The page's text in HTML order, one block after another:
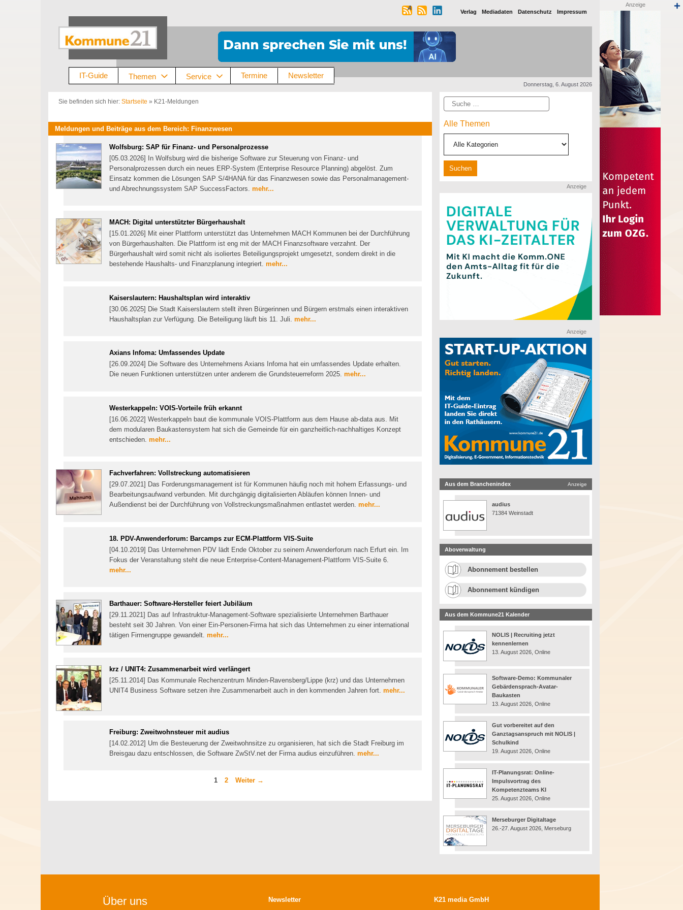
Verlag Mediadaten Datenschutz Impressum
IT-Guide Themen Service Termine Newsletter
Donnerstag, 6. August 2026
Sie befinden sich hier: Startseite » K21-Meldungen
Meldungen und Beiträge aus dem Bereich: Finanzwesen
Wolfsburg: SAP für Finanz- und Personalprozesse
[05.03.2026] In Wolfsburg wird die bisherige Software zur Steuerung von Finanz- und
Personalprozessen durch ein neues ERP-System (Enterprise Resource Planning) abgelöst. Zum
Einsatz kommen die Lösungen SAP S/4HANA für das Finanzwesen sowie das Personalmanagement-
und Abrechnungssystem SAP SuccessFactors. mehr...
MACH: Digital unterstützter Bürgerhaushalt
[15.01.2026] Mit einer Plattform unterstützt das Unternehmen MACH Kommunen bei der Durchführung
von Bürgerhaushalten. Die Plattform ist eng mit der MACH Finanzsoftware verzahnt. Der
Bürgerhaushalt wird somit nicht als isoliertes Beteiligungsprojekt umgesetzt, sondern direkt in die
bestehende Haushalts- und Finanzplanung integriert. mehr...
Kaiserslautern: Haushaltsplan wird interaktiv
[30.06.2025] Die Stadt Kaiserslautern stellt ihren Bürgerinnen und Bürgern erstmals einen interaktiven
Haushaltsplan zur Verfügung. Die Beteiligung läuft bis 11. Juli. mehr...
Axians Infoma: Umfassendes Update
[26.09.2024] Die Software des Unternehmens Axians Infoma hat ein umfassendes Update erhalten.
Die neuen Funktionen unterstützen unter anderem die Grundsteuerreform 2025. mehr...
Westerkappeln: VOIS-Vorteile früh erkannt
[16.06.2022] Westerkappeln baut die kommunale VOIS-Plattform aus dem Hause ab-data aus. Mit
dem modularen Baukastensystem hat sich die Gemeinde für ein ganzheitlich-nachhaltiges Konzept
entschieden. mehr...
Fachverfahren: Vollstreckung automatisieren
[29.07.2021] Das Forderungsmanagement ist für Kommunen häufig noch mit hohem Erfassungs- und
Bearbeitungsaufwand verbunden. Mit durchgängig digitalisierten Abläufen können Innen- und
Außendienst bei der Durchführung von Vollstreckungsmaßnahmen entlastet werden. mehr...
18. PDV-Anwenderforum: Barcamps zur ECM-Plattform VIS-Suite
[04.10.2019] Das Unternehmen PDV lädt Ende Oktober zu seinem Anwenderforum nach Erfurt ein. Im
Fokus der Veranstaltung steht die neue Enterprise-Content-Management-Plattform VIS-Suite 6.
mehr...
Barthauer: Software-Hersteller feiert Jubiläum
[29.11.2021] Das auf Infrastruktur-Management-Software spezialisierte Unternehmen Barthauer
besteht seit 30 Jahren. Von einer Ein-Personen-Firma hat sich das Unternehmen zu einer international
tätigen Firmengruppe gewandelt. mehr...
krz / UNIT4: Zusammenarbeit wird verlängert
[25.11.2014] Das Kommunale Rechenzentrum Minden-Ravensberg/Lippe (krz) und das Unternehmen
UNIT4 Business Software setzen ihre Zusammenarbeit auch in den kommenden Jahren fort. mehr...
Freiburg: Zweitwohnsteuer mit audius
[14.02.2012] Um die Besteuerung der Zweitwohnsitze zu organisieren, hat sich die Stadt Freiburg im
Breisgau dazu entschlossen, die Software ZwStV.net der Firma audius einzuführen. mehr...
Seite
1 Seite
2 Weiter →
Suche
Alle Themen
Anzeige
Anzeige
Aus dem Branchenindex Anzeige
audius
71384 Weinstadt
Aboverwaltung
Abonnement bestellen
Abonnement kündigen
Aus dem Kommune21 Kalender
NOLIS | Recruiting jetzt
kennenlernen
13. August 2026, Online
Software-Demo: Kommunaler
Gebärdensprach-Avatar-
Baukasten
13. August 2026, Online
Gut vorbereitet auf den
Ganztagsanspruch mit NOLIS |
Schulkind
19. August 2026, Online
IT-Planungsrat: Online-
Impulsvortrag des
Kompetenzteams KI
25. August 2026, Online
Merseburger Digitaltage
26.-27. August 2026, Merseburg
Anzeige
Über uns
Newsletter
K21 media GmbH